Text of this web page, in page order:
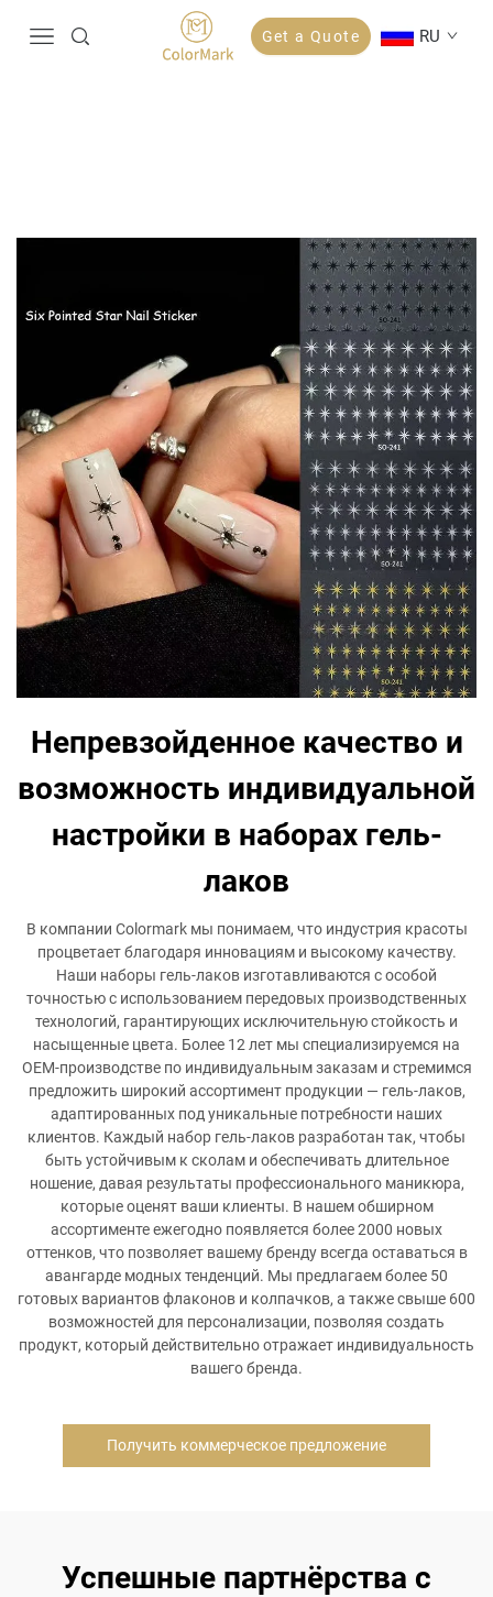
Get a Quote RU
Непревзойденное качество и
возможность индивидуальной
настройки в наборах гель-
лаков
В компании Colormark мы понимаем, что индустрия красоты
процветает благодаря инновациям и высокому качеству.
Наши наборы гель-лаков изготавливаются с особой
точностью с использованием передовых производственных
технологий, гарантирующих исключительную стойкость и
насыщенные цвета. Более 12 лет мы специализируемся на
OEM-производстве по индивидуальным заказам и стремимся
предложить широкий ассортимент продукции — гель-лаков,
адаптированных под уникальные потребности наших
клиентов. Каждый набор гель-лаков разработан так, чтобы
быть устойчивым к сколам и обеспечивать длительное
ношение, давая результаты профессионального маникюра,
которые оценят ваши клиенты. В нашем обширном
ассортименте ежегодно появляется более 2000 новых
оттенков, что позволяет вашему бренду всегда оставаться в
авангарде модных тенденций. Мы предлагаем более 50
готовых вариантов флаконов и колпачков, а также свыше 600
возможностей для персонализации, позволяя создать
продукт, который действительно отражает индивидуальность
вашего бренда.
Получить коммерческое предложение
Успешные партнёрства с